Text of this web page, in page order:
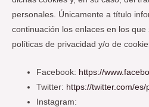
personales. Únicamente a título
continuación los enlaces en los
políticas de privacidad y/o de
Facebook: https://
Twitter: https://twitter.com/es/
Instagram: